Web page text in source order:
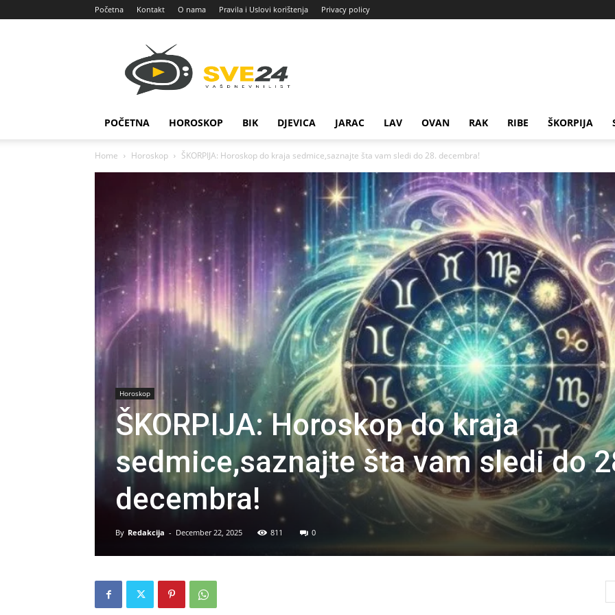
Početna Kontakt O nama Pravila i Uslovi korištenja Privacy policy
POČETNA HOROSKOP BIK DJEVICA JARAC LAV OVAN RAK RIBE ŠKORPIJA
Home Horoskop ŠKORPIJA: Horoskop do kraja sedmice,saznajte šta vam sledi do 28. decembra!
Horoskop
ŠKORPIJA: Horoskop do kraja
sedmice,saznajte šta vam sledi do
decembra!
By Redakcija - December 22, 2025 811 0